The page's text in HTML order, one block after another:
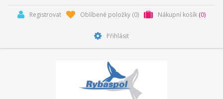
Registrovat Oblíbené položky (0) Nákupní košík (0)
Přihlásit